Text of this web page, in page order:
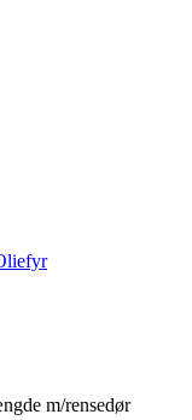
m/rensedør